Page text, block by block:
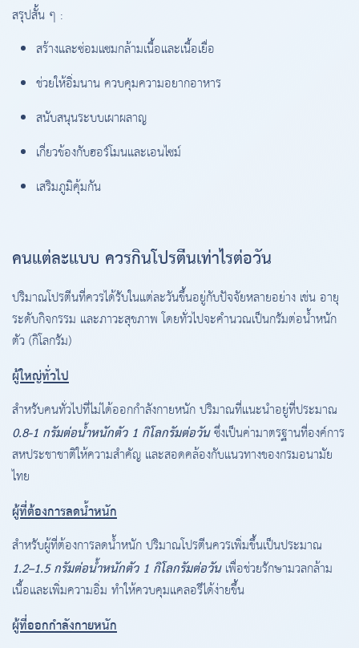
สรุปสั้น ๆ :
สร้างและซ่อมแซมกล้ามเนื้อและเนื้อเยื่อ
ช่วยให้อิ่มนาน ควบคุมความอยากอาหาร
สนับสนุนระบบเผาผลาญ
เกี่ยวข้องกับฮอร์โมนและเอนไซม์
เสริมภูมิคุ้มกัน
คนแต่ละแบบ ควรกินโปรตีนเท่าไรต่อวัน
ปริมาณโปรตีนที่ควรได้รับในแต่ละวันขึ้นอยู่กับปัจจัยหลายอย่าง เช่น อายุ
ระดับกิจกรรม และภาวะสุขภาพ โดยทั่วไปจะคำนวณเป็นกรัมต่อน้ำหนัก
ตัว (กิโลกรัม)
ผู้ใหญ่ทั่วไป
สำหรับคนทั่วไปที่ไม่ได้ออกกำลังกายหนัก ปริมาณที่แนะนำอยู่ที่ประมาณ
0.8-1 กรัมต่อน้ำหนักตัว 1 กิโลกรัมต่อวันซึ่งเป็นค่ามาตรฐานที่องค์การ
สหประชาชาติให้ความสำคัญ และสอดคล้องกับแนวทางของกรมอนามัย
ไทย
ผู้ที่ต้องการลดน้ำหนัก
สำหรับผู้ที่ต้องการลดน้ำหนัก ปริมาณโปรตีนควรเพิ่มขึ้นเป็นประมาณ
1.2–1.5 กรัมต่อน้ำหนักตัว 1 กิโลกรัมต่อวันเพื่อช่วยรักษามวลกล้าม
เนื้อและเพิ่มความอิ่ม ทำให้ควบคุมแคลอรีได้ง่ายขึ้น
ผู้ที่ออกกำลังกายหนัก